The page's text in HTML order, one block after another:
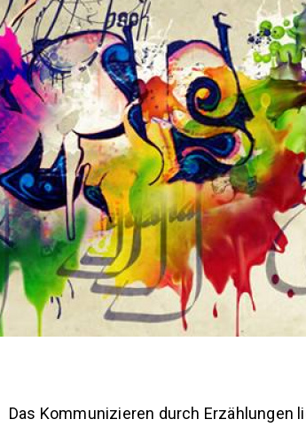
Das Kommunizieren durch Erzählungen